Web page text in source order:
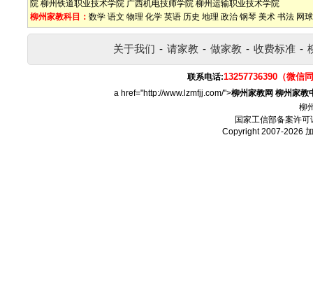
院 柳州铁道职业技术学院 广西机电技师学院 柳州运输职业技术学院
柳州家教科目： 数学 语文 物理 化学 英语 历史 地理 政治 钢琴 美术 书法 网球
关于我们 - 请家教 - 做家教 - 收费标准 -
联系电话:13257736390（微信
a href="http://www.lzmfjj.com/">柳州家教网 柳州家教
柳
国家工信部备案许可
Copyright 2007-2026